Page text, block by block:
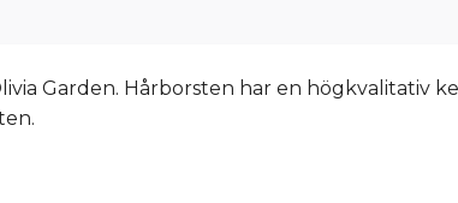
Garden. Hårborsten har en högkvalitativ